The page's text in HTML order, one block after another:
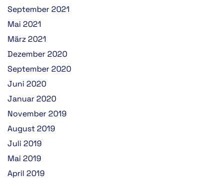
September 2021
Mai 2021
März 2021
Dezember 2020
September 2020
Juni 2020
Januar 2020
November 2019
August 2019
Juli 2019
Mai 2019
April 2019